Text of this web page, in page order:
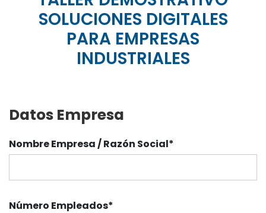
SOLUCIONES DIGITALES
PARA EMPRESAS
INDUSTRIALES
Datos Empresa
Nombre Empresa / Razón Social*
Número Empleados*